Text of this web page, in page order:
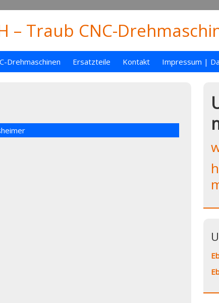
– Traub CNC-
Drehmaschinen Ersatzteile Kontakt Impressum |